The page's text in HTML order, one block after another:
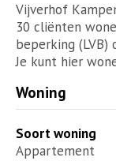
Vijverhof
30 cliënten
beperking (LVB)
Je kunt hier
Woning
Soort woning
Appartement